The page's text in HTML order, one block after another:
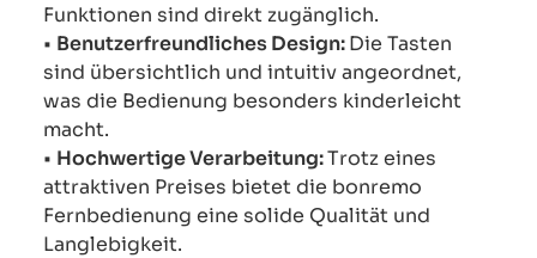
Funktionen sind direkt zugänglich.
• Benutzerfreundliches Design:Die Tasten
sind übersichtlich und intuitiv angeordnet,
was die Bedienung besonders kinderleicht
macht.
• Hochwertige Verarbeitung:Trotz eines
attraktiven Preises bietet die bonremo
Fernbedienung eine solide Qualität und
Langlebigkeit.